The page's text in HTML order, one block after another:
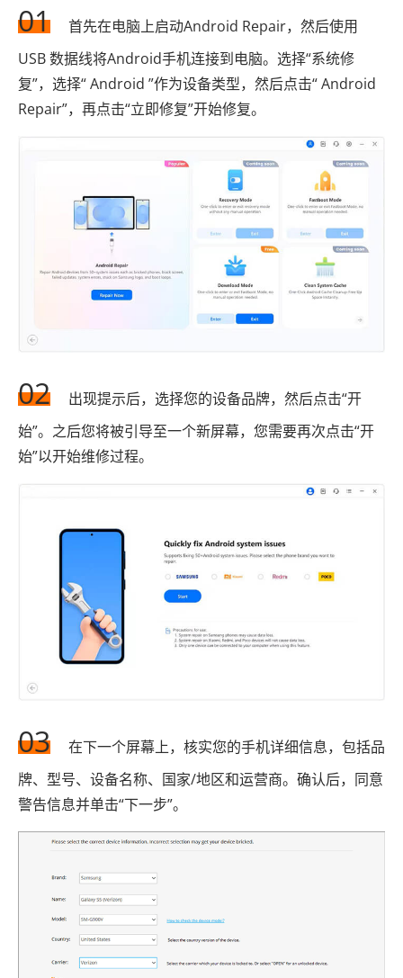
01
首先在电脑上启动Android Repair，然后使用
USB 数据线将Android手机连接到电脑。选择“系统修
复”，选择“ Android ”作为设备类型，然后点击“ Android
Repair”，再点击“立即修复”开始修复。
02
出现提示后，选择您的设备品牌，然后点击“开
始”。之后您将被引导至一个新屏幕，您需要再次点击“开
始”以开始维修过程。
03
在下一个屏幕上，核实您的手机详细信息，包括品
牌、型号、设备名称、国家/地区和运营商。确认后，同意
警告信息并单击“下一步”。